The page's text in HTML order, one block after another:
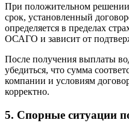
При положительном решении
срок, установленный
определяется в пределах
ОСАГО и зависит от
После получения выплаты
убедиться, что сумма
компании и условиям
корректно.
5. Спорные ситуации